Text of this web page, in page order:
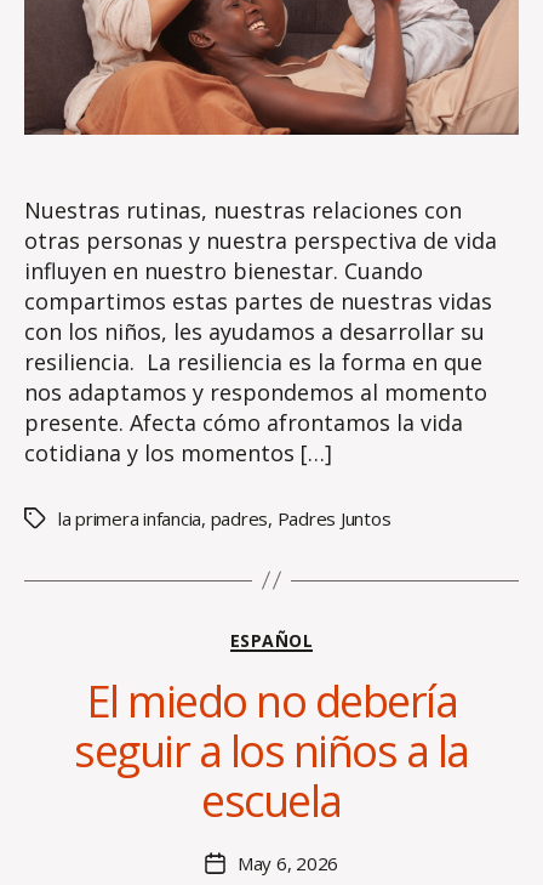
Nuestras rutinas, nuestras relaciones con
otras personas y nuestra perspectiva de vida
influyen en nuestro bienestar. Cuando
compartimos estas partes de nuestras vidas
con los niños, les ayudamos a desarrollar su
resiliencia. La resiliencia es la forma en que
nos adaptamos y respondemos al momento
presente. Afecta cómo afrontamos la vida
cotidiana y los momentos […]
Tagsla primera infancia, padres, Padres Juntos
Categories
ESPAÑOL
El miedo no debería
seguir a los niños a la
escuela
author
B
y
H
al
e
B
PostMay 6, 2026